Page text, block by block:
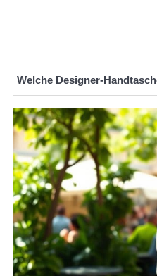
Welche Designer-